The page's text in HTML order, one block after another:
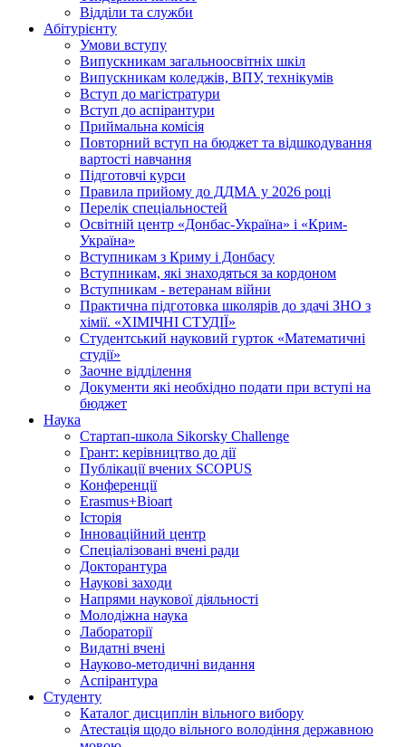
Відділи та служби
Абітурієнту
Умови вступу
Випускникам загальноосвітніх шкіл
Випускникам коледжів, ВПУ, технікумів
Вступ до магістратури
Вступ до аспірантури
Приймальна комісія
Повторний вступ на бюджет та відшкодування
вартості навчання
Підготовчі курси
Правила прийому до ДДМА у 2026 році
Перелік спеціальностей
Освітній центр «Донбас-Україна» і «Крим-
Україна»
Вступникам з Криму і Донбасу
Вступникам, які знаходяться за кордоном
Вступникам - ветеранам війни
Практична підготовка школярів до здачі ЗНО з
хімії. «ХІМІЧНІ СТУДІЇ»
Студентський науковий гурток «Математичні
студії»
Заочне відділення
Документи які необхідно подати при вступі на
бюджет
Наука
Стартап-школа Sikorsky Challenge
Грант: керівництво до дії
Публікації вчених SCOPUS
Конференції
Erasmus+Bioart
Історія
Інноваційний центр
Спеціалізовані вчені ради
Докторантура
Наукові заходи
Напрями наукової діяльності
Молодіжна наука
Лабораторії
Видатні вчені
Науково-методичні видання
Аспірантура
Студенту
Каталог дисциплін вільного вибору
Атестація щодо вільного володіння державною